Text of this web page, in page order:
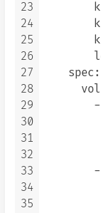
23
24
25
26
27
28
29
30
31
32
33
34
35
    spec: